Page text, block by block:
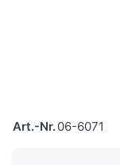
Art.-Nr.06-6071